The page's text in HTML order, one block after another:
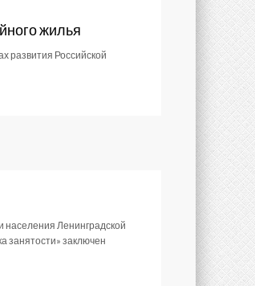
жилья
развития Российской
населения Ленинградской
занятости» заключен